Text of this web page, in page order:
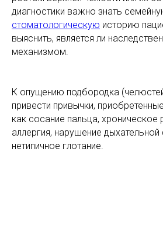
диагностики важно знать
стоматологическую историю
выяснить, является ли
механизмом.
К опущению подбородка
привести привычки,
как сосание пальца, хроническое
аллергия, нарушение дыхательной
нетипичное глотание.